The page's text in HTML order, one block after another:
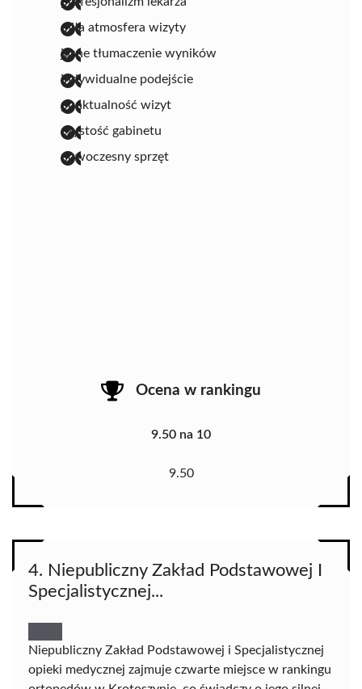
miła atmosfera wizyty
jasne tłumaczenie wyników
indywidualne podejście
punktualność wizyt
czystość gabinetu
nowoczesny sprzęt
Ocena w rankingu
9.50 na 10
9.50
4. Niepubliczny Zakład Podstawowej I
Specjalistycznej...
Niepubliczny Zakład Podstawowej i Specjalistycznej
opieki medycznej zajmuje czwarte miejsce w rankingu